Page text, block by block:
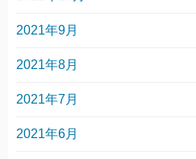
2021年9月
2021年8月
2021年7月
2021年6月